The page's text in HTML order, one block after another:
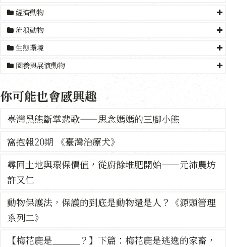
經濟動物
流浪動物
生態環境
圈養與展演動物
你可能也會感興趣
臺灣黑熊斷掌悲歌——思念媽媽的三腳小熊
窩抱報20期 《臺灣治療犬》
尋回土地與環保價值，從廚餘堆肥開始——元沛農坊
許又仁
動物保護法，保護的到底是動物還是人？《源頭管理
系列二》
【梅花鹿是＿＿＿？】下篇：梅花鹿是逃逸的家畜，